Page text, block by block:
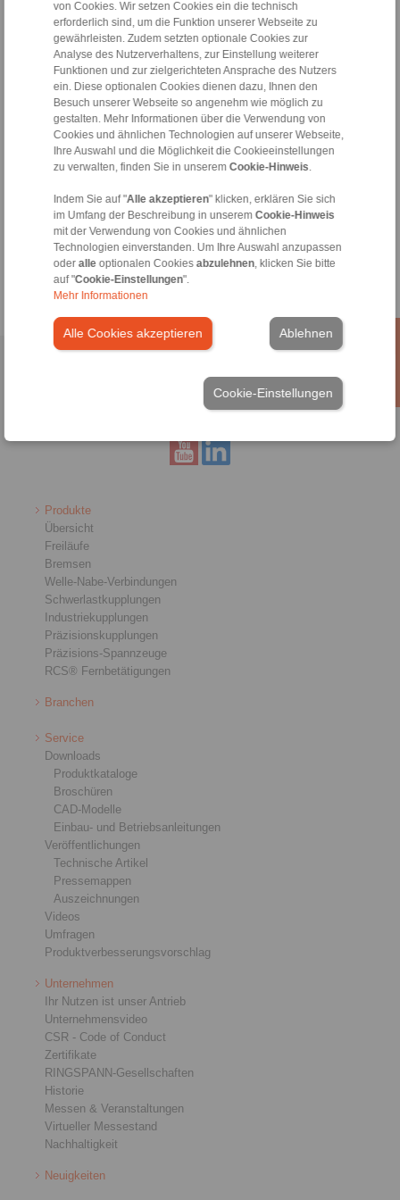
von Cookies. Wir setzen Cookies ein die technisch
erforderlich sind, um die Funktion unserer Webseite zu
gewährleisten. Zudem setzten optionale Cookies zur
Analyse des Nutzerverhaltens, zur Einstellung weiterer
Funktionen und zur zielgerichteten Ansprache des Nutzers
ein. Diese optionalen Cookies dienen dazu, Ihnen den
Besuch unserer Webseite so angenehm wie möglich zu
gestalten. Mehr Informationen über die Verwendung von
Cookies und ähnlichen Technologien auf unserer Webseite,
Ihre Auswahl und die Möglichkeit die Cookieeinstellungen
zu verwalten, finden Sie in unserem Cookie-Hinweis
Indem Sie auf "Alle akzeptieren" klicken, erklären Sie sich
im Umfang der Beschreibung in unserem Cookie-Hinweis
mit der Verwendung von Cookies und ähnlichen
Technologien einverstanden. Um Ihre Auswahl anzupassen
oder alleoptionalen Cookies abzulehnen, klicken Sie bitte
auf "Cookie-Einstellungen".
Mehr Informationen
Alle Cookies akzeptieren Ablehnen
Cookie-Einstellungen
abgeschnitten werden
Kontakt
Hotline Vertrieb:
+49 6172 275-411
sales.freewheels@ringspann.de
+49 6172 275-410
tech.freewheels@ringspann.de
Werktags von 08:00 bis 18:00 Uhr
|Hinweisgeberplattform|
Produkte
Übersicht
Freiläufe
Bremsen
Welle-Nabe-Verbindungen
Schwerlastkupplungen
Industriekupplungen
Präzisionskupplungen
Präzisions-Spannzeuge
RCS® Fernbetätigungen
Branchen
Service
Downloads
Produktkataloge
Broschüren
CAD-Modelle
Einbau- und Betriebsanleitungen
Veröffentlichungen
Technische Artikel
Pressemappen
Auszeichnungen
Videos
Umfragen
Produktverbesserungsvorschlag
Unternehmen
Ihr Nutzen ist unser Antrieb
Unternehmensvideo
CSR - Code of Conduct
Zertifikate
RINGSPANN-Gesellschaften
Historie
Messen & Veranstaltungen
Virtueller Messestand
Nachhaltigkeit
Neuigkeiten